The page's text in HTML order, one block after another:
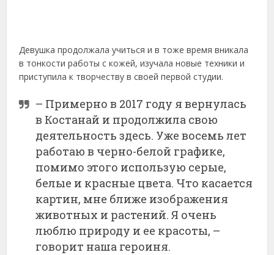
Девушка продолжала учиться и в тоже время вникала
в тонкости работы с кожей, изучала новые техники и
приступила к творчеству в своей первой студии.
– Примерно в 2017 году я вернулась
в Костанай и продолжила свою
деятельность здесь. Уже восемь лет
работаю в черно-белой графике,
помимо этого использую серые,
белые и красные цвета. Что касается
картин, мне ближе изображения
животных и растений. Я очень
люблю природу и ее красоты, –
говорит наша героиня.